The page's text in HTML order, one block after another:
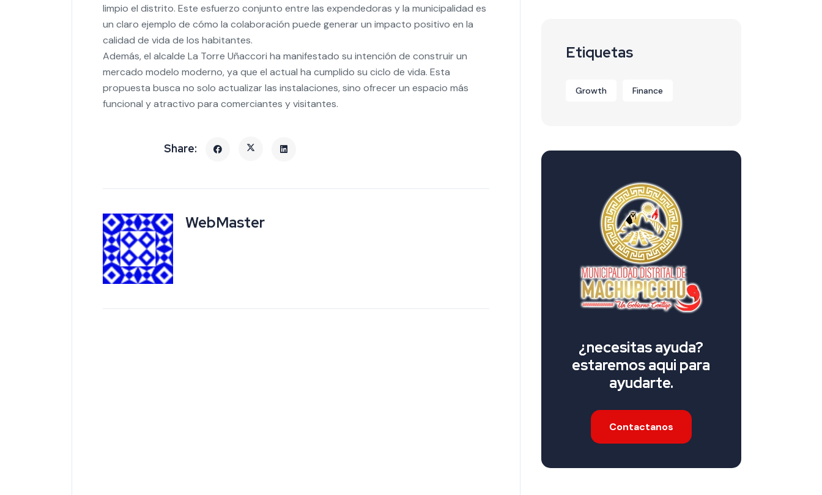
mercado modelo moderno, ya que el actual ha cumplido su ciclo de vida. Esta
propuesta busca no solo actualizar las instalaciones, sino ofrecer un espacio más
funcional y atractivo para comerciantes y visitantes.
WebMaster
Etiquetas
Growth Finance
¿necesitas ayuda?
estaremos aqui para
ayudarte.
Contactanos